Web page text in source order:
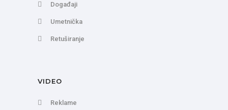
Događaji
Umetnička
Retuširanje
VIDEO
Reklame